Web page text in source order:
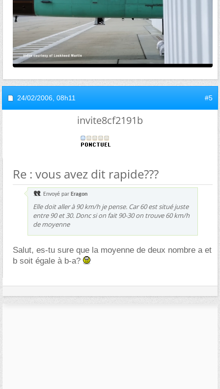
24/02/2006, 08h11 #5
invite8cf2191b
Re : vous avez dit rapide???
Envoyé par Eragon
Elle doit aller à 90 km/h je pense. Car 60 est situé juste
entre 90 et 30. Donc si on fait 90-30 on trouve 60 km/h
de moyenne
Salut, es-tu sure que la moyenne de deux nombre a et
b soit égale à b-a?